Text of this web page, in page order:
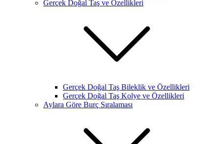
Gerçek Doğal Taş ve Özellikleri
Gerçek Doğal Taş Bileklik ve Özellikleri
Gerçek Doğal Taş Kolye ve Özellikleri
Aylara Göre Burç Sıralaması